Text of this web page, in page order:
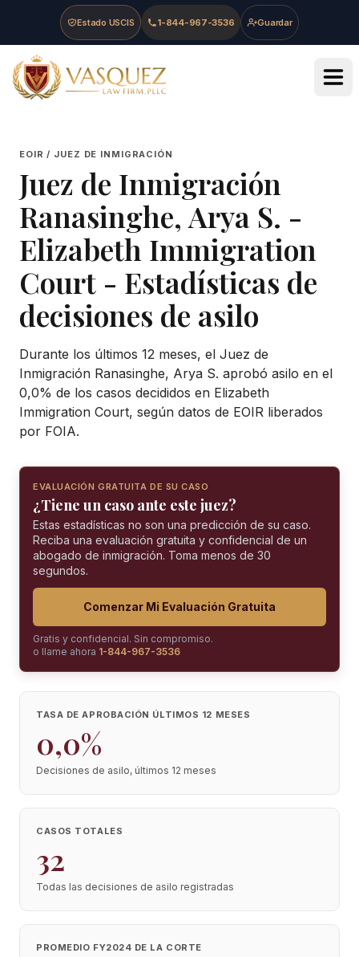
Skip to main content
Skip to navigation
Skip to footer
Estado USCIS 1-844-967-3536 Guardar
Vasquez Law Firm - Home
EOIR / JUEZ DE INMIGRACIÓN
Juez de Inmigración
Ranasinghe, Arya S. -
Elizabeth Immigration
Court - Estadísticas de
decisiones de asilo
Durante los últimos 12 meses, el Juez de
Inmigración Ranasinghe, Arya S. aprobó asilo en el
0,0% de los casos decididos en Elizabeth
Immigration Court, según datos de EOIR liberados
por FOIA.
EVALUACIÓN GRATUITA DE SU CASO
¿Tiene un caso ante este juez?
Estas estadísticas no son una predicción de su caso.
Reciba una evaluación gratuita y confidencial de un
abogado de inmigración. Toma menos de 30
segundos.
Comenzar Mi Evaluación Gratuita
Gratis y confidencial. Sin compromiso.
o llame ahora 1-844-967-3536
TASA DE APROBACIÓN ÚLTIMOS 12 MESES
0,0%
Decisiones de asilo, últimos 12 meses
CASOS TOTALES
32
Todas las decisiones de asilo registradas
PROMEDIO FY2024 DE LA CORTE